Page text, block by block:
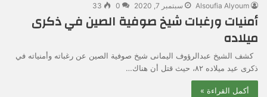
Alsoufia Alyoum سبتمبر 7, 2020 0
33
أمنيات ورغبات شيخ صوفية الصين في ذكرى
ميلاده
كشف الشيخ عبدالرؤوف اليمانى شيخ صوفية الصين عن رغباته وأمنياته في
ذكرى عيد ميلاده ٨٢، حيث قتل أن هناك…
أكمل القراءة »